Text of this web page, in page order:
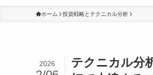
ホーム 投資戦略とテクニカル分析
テクニカル分
2026